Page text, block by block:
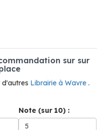
sur sur
d'autres Librairie à Wavre .
Note (sur 10) :